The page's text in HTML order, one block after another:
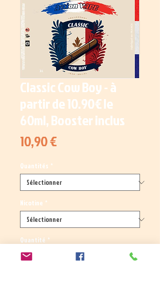
Classic Cow Boy - à
partir de 10.90€ le
60ml, Booster inclus
10,90 €Prix
Quantités *
Nicotine *
Quantité *